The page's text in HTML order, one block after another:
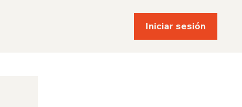
Iniciar sesión